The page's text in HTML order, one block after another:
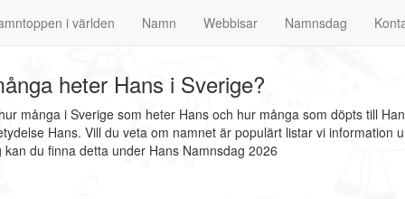
i världen Namn Webbisar Namnsdag
heter Hans i Sverige?
många i Sverige som heter Hans och hur många som döpts till
Hans. Vill du veta om namnet är populärt listar vi information
du finna detta under Hans Namnsdag 2026